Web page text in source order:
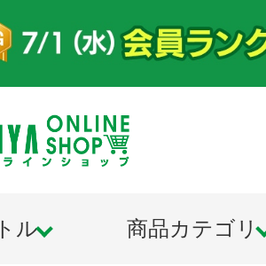
ル 商品カテゴリ